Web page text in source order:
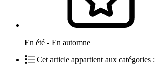
En été - En automne
Cet article appartient aux catégories :